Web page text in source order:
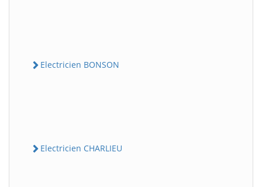
Electricien BONSON
Electricien CHARLIEU